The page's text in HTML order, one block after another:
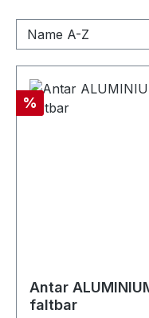
Rabatt
%
Antar
faltbar